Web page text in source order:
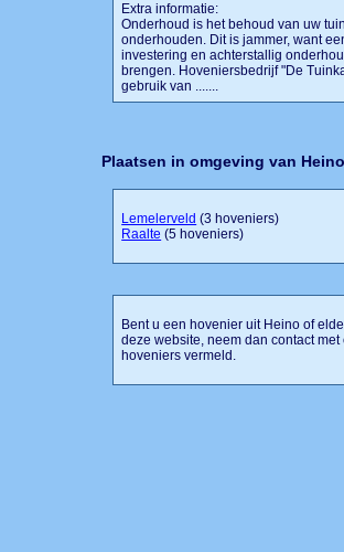
Extra informatie:
Onderhoud is het behoud van uw
onderhouden. Dit is jammer, want
investering en achterstallig
brengen. Hoveniersbedrijf "De
gebruik van .......
Plaatsen in omgeving van Heino
Lemelerveld (3 hoveniers)
Raalte (5 hoveniers)
Bent u een hovenier uit Heino of
deze website, neem dan contact
hoveniers vermeld.